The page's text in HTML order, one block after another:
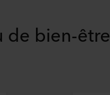
de bien-être